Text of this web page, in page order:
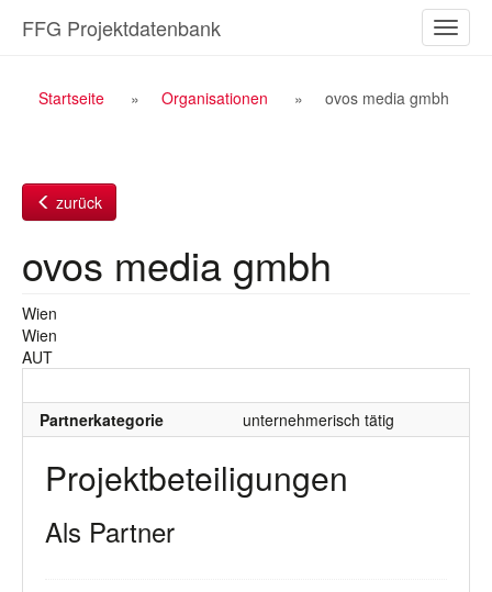
Inhalt
ein-/
FFG Projektdatenbank
Breadcrumb
Startseite Organisationen ovos media gmbh
zurück
ovos media gmbh
Wien
Wien
AUT
Partnerkategorie unternehmerisch tätig
Projektbeteiligungen
Als Partner